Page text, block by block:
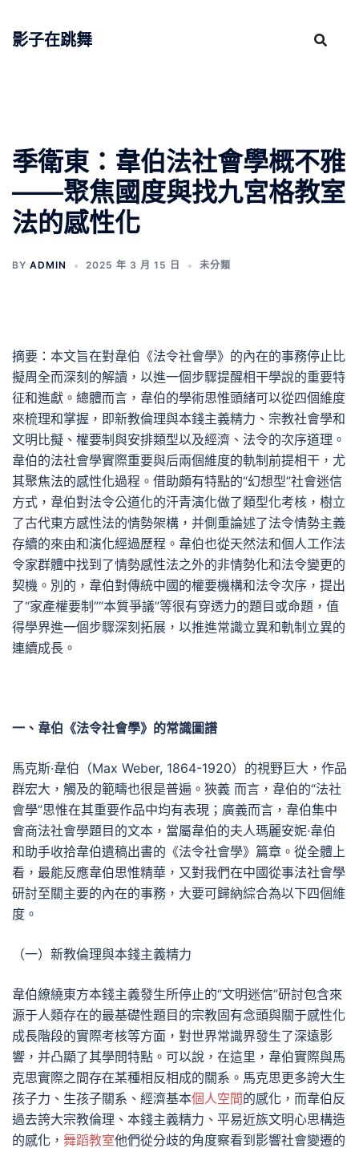
影子在跳舞
季衛東：韋伯法社會學概不雅
——聚焦國度與找九宮格教室
法的感性化
BY ADMIN 2025 年 3 月 15 日 未分類
摘要：本文旨在對韋伯《法令社會學》的內在的事務停止比
擬周全而深刻的解讀，以進一個步驟提醒相干學說的重要特
征和進獻。總體而言，韋伯的學術思惟頭緒可以從四個維度
來梳理和掌握，即新教倫理與本錢主義精力、宗教社會學和
文明比擬、權要制與安排類型以及經濟、法令的次序道理。
韋伯的法社會學實際重要與后兩個維度的軌制前提相干，尤
其聚焦法的感性化過程。借助頗有特點的“幻想型”社會迷信
方式，韋伯對法令公道化的汗青演化做了類型化考核，樹立
了古代東方感性法的情勢架構，并側重論述了法令情勢主義
存續的來由和演化經過歷程。韋伯也從天然法和個人工作法
令家群體中找到了情勢感性法之外的非情勢化和法令變更的
契機。別的，韋伯對傳統中國的權要機構和法令次序，提出
了“家產權要制”“本質爭議”等很有穿透力的題目或命題，值
得學界進一個步驟深刻拓展，以推進常識立異和軌制立異的
連續成長。
一、韋伯《法令社會學》的常識圖譜
馬克斯·韋伯（Max Weber, 1864-1920）的視野巨大，作品
群宏大，觸及的範疇也很是普遍。狹義 而言，韋伯的“法社
會學”思惟在其重要作品中均有表現；廣義而言，韋伯集中
會商法社會學題目的文本，當屬韋伯的夫人瑪麗安妮·韋伯
和助手收拾韋伯遺稿出書的《法令社會學》篇章。從全體上
看，最能反應韋伯思惟精華，又對我們在中國從事法社會學
研討至關主要的內在的事務，大要可歸納綜合為以下四個維
度。
（一）新教倫理與本錢主義精力
韋伯繚繞東方本錢主義發生所停止的“文明迷信”研討包含來
源于人類存在的最基礎性題目的宗教固有念頭與關于感性化
成長階段的實際考核等方面，對世界常識界發生了深遠影
響，并凸顯了其學問特點。可以說，在這里，韋伯實際與馬
克思實際之間存在某種相反相成的關系。馬克思更多誇大生
孩子力、生孩子關系、經濟基本個人空間的感化，而韋伯反
過去誇大宗教倫理、本錢主義精力、平易近族文明心思構造
的感化， 舞蹈教室他們從分歧的角度察看到影響社會變遷的